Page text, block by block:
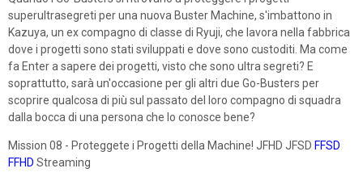
superultrasegreti per una nuova Buster Machine, s'imbattono in
Kazuya, un ex compagno di classe di Ryuji, che lavora nella fabbrica
dove i progetti sono stati sviluppati e dove sono custoditi. Ma come
fa Enter a sapere dei progetti, visto che sono ultra segreti? E
soprattutto, sarà un'occasione per gli altri due Go-Busters per
scoprire qualcosa di più sul passato del loro compagno di squadra
dalla bocca di una persona che lo conosce bene?
Mission 08 - Proteggete i Progetti della Machine! JFHD JFSD FFSD
FFHD Streaming